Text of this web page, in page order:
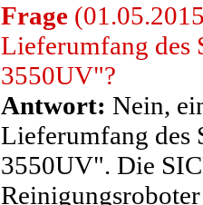
Frage
Lieferumfang des
3550UV"?
Antwort: Nein,
Lieferumfang des
3550UV". Die